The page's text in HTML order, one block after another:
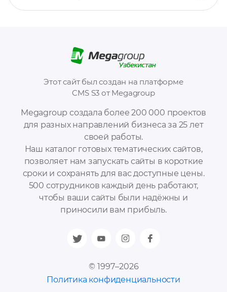
Megagroup создала более 200 000 проектов
для разных направлений бизнеса за 25 лет
своей работы.
Наш каталог готовых тематических сайтов,
позволяет нам запускать сайты в короткие
сроки и сохранять для вас доступные цены.
500 сотрудников каждый день работают,
чтобы ваши сайты были надёжны и
приносили вам прибыль.
© 1997–2026
Политика конфиденциальности
Этот сайт был создан на платформе
CMS S3 от Megagroup